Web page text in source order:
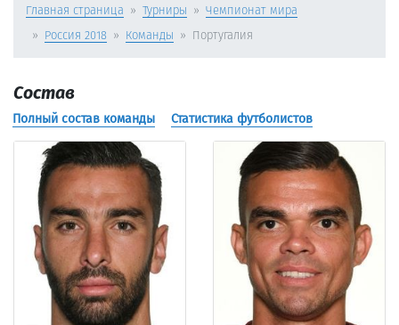
Главная страница Турниры
Чемпионат мира
Россия 2018
Команды Португалия
Состав
Полный состав команды Статистика футболистов